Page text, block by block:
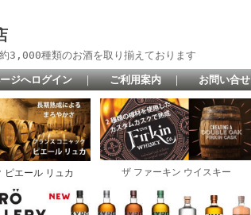
3,000種類のお酒を取り揃えております
ジへログイン ｜ ご利用案内 ｜ お問い合せ